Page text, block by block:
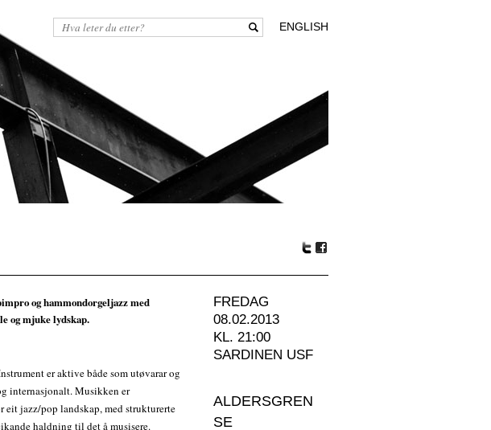
ENGLISH
og hammondorgeljazz med
og mjuke lydskap.
er aktive både som utøvarar og
internasjonalt. Musikken er
jazz/pop landskap, med strukturerte
haldning til det å musisere.
FREDAG
08.02.2013
KL. 21:00
SARDINEN USF
ALDERSGREN
SE